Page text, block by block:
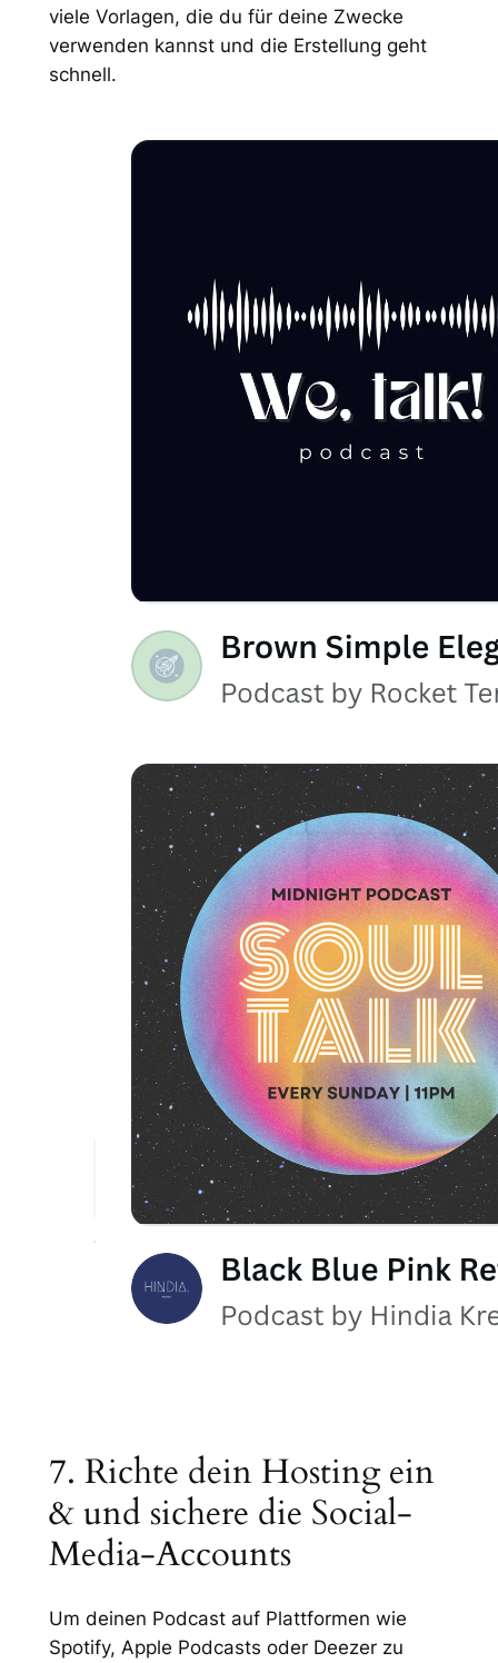
viele Vorlagen, die du für deine Zwecke
verwenden kannst und die Erstellung geht
schnell.
7. Richte dein Hosting ein
& und sichere die Social-
Media-Accounts
Um deinen Podcast auf Plattformen wie
Spotify, Apple Podcasts oder Deezer zu